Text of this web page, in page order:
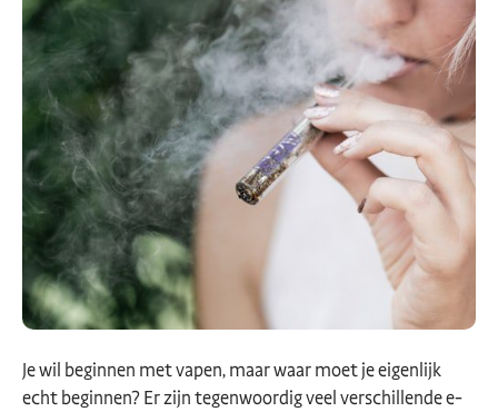
Je wil beginnen met vapen, maar waar moet je eigenlijk
echt beginnen? Er zijn tegenwoordig veel verschillende e-